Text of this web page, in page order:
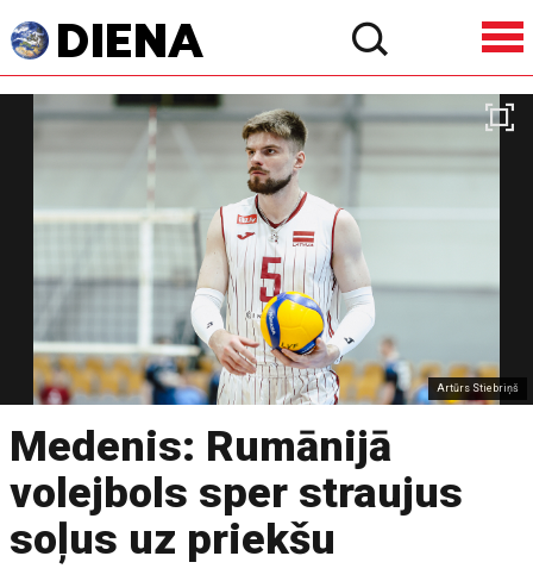
Artūrs Stiebriņš
Medenis: Rumānijā
volejbols sper straujus
soļus uz priekšu